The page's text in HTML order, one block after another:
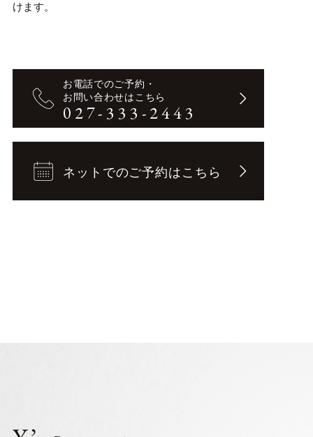
けます。
お電話でのご予約・
お問い合わせはこちら
027- 333 -2443
ネットでのご予約はこちら